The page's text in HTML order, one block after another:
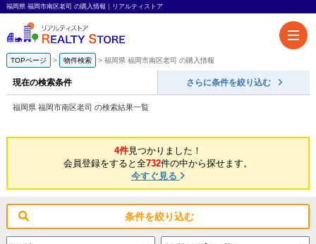
福岡県 福岡市南区老司 の購入情報｜リアルティストア
TOPページ 物件検索 福岡県 福岡市南区老司 の購入情報
現在の検索条件 さらに条件を絞り込む
福岡県 福岡市南区老司 の検索結果一覧
4件見つかりました！
会員登録をすると全732件の中から探せます。
今すぐ見る
条件を絞り込む